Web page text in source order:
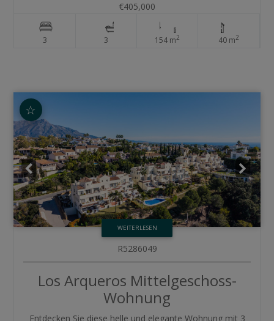
€405,000
3 3 154 m2 40 m2
☆
WEITERLESEN
R5286049
Los Arqueros Mittelgeschoss-
Wohnung
Entdecken Sie diese helle und elegante Wohnung mit 3